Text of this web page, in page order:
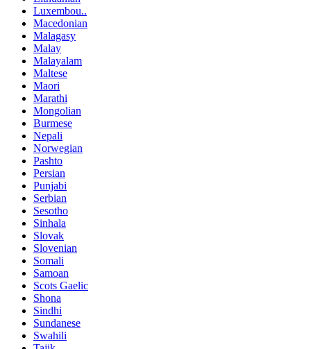
Luxembou..
Macedonian
Malagasy
Malay
Malayalam
Maltese
Maori
Marathi
Mongolian
Burmese
Nepali
Norwegian
Pashto
Persian
Punjabi
Serbian
Sesotho
Sinhala
Slovak
Slovenian
Somali
Samoan
Scots Gaelic
Shona
Sindhi
Sundanese
Swahili